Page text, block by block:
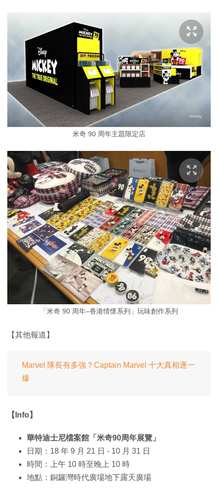
米奇 90 周年主題限定店
「米奇 90 周年–香港情懷系列」玩味創作系列
【其他報道】
Marvel 隊長有多強？Captain Marvel 十大真相逐一
爆
【Info】
華特迪士尼檔案館「米奇90周年展覽」
日期：18 年 9 月 21 日 - 10 月 31 日
時間：上午 10 時至晚上 10 時
地點：銅鑼灣時代廣場地下露天廣場